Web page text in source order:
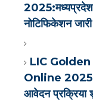
2025:मध्यप्रदेश
नोटिफिकेशन जारी
LIC
Online
आवेदन